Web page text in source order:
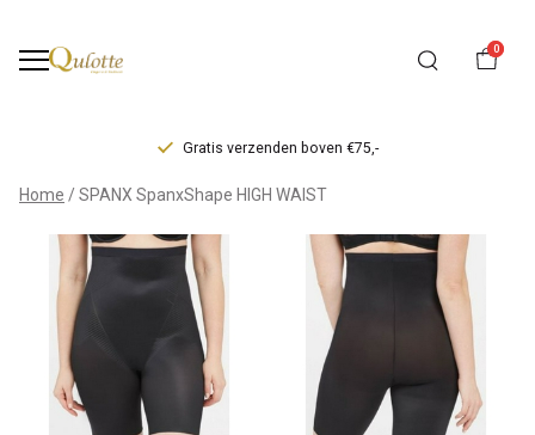
0
Gratis verzenden boven €75,-
SPANX
THINSTINCTS
2.0
HIGH
WAIST
Home SPANX SpanxShape HIGH WAIST